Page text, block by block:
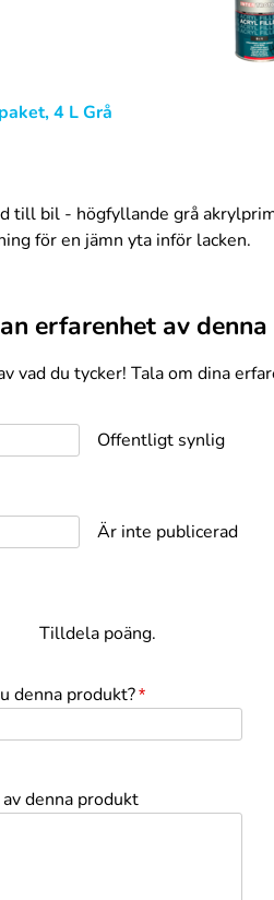
4 L Grå
till bil - högfyllande grå
för en jämn yta inför lacken.
erfarenhet av
vad du tycker! Tala om dina
Offentligt synlig
Är inte publicerad
Tilldela poäng.
denna produkt?*
denna produkt